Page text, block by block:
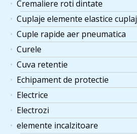
Cremaliere roti dintate
Cuplaje elemente elastice cuplaj
Cuple rapide aer pneumatica
Curele
Cuva retentie
Echipament de protectie
Electrice
Electrozi
elemente incalzitoare